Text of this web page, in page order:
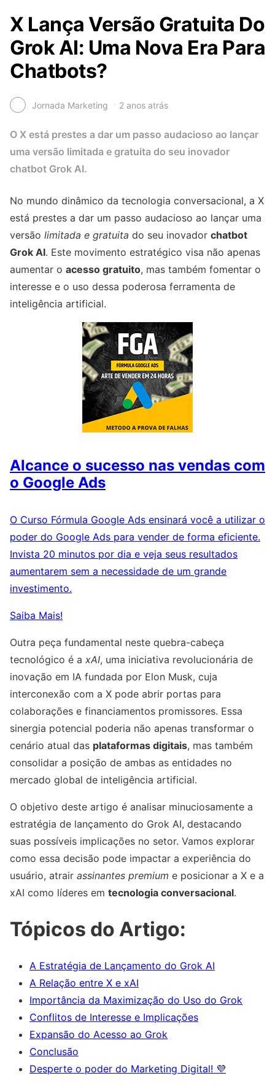
X Lança Versão Gratuita Do
Grok AI: Uma Nova Era Para
Chatbots?
Jornada Marketing 2 anos atrás
O X está prestes a dar um passo audacioso ao lançar
uma versão limitada e gratuita do seu inovador
chatbot Grok AI.
No mundo dinâmico da tecnologia conversacional, a X
está prestes a dar um passo audacioso ao lançar uma
versão limitada e gratuita do seu inovador chatbot
Grok AI. Este movimento estratégico visa não apenas
aumentar o acesso gratuito, mas também fomentar o
interesse e o uso dessa poderosa ferramenta de
inteligência artificial.
Alcance o sucesso nas vendas com
o Google Ads
O Curso Fórmula Google Ads ensinará você a utilizar o
poder do Google Ads para vender de forma eficiente.
Invista 20 minutos por dia e veja seus resultados
aumentarem sem a necessidade de um grande
investimento.
Saiba Mais!
Outra peça fundamental neste quebra-cabeça
tecnológico é a xAI, uma iniciativa revolucionária de
inovação em IA fundada por Elon Musk, cuja
interconexão com a X pode abrir portas para
colaborações e financiamentos promissores. Essa
sinergia potencial poderia não apenas transformar o
cenário atual das plataformas digitais, mas também
consolidar a posição de ambas as entidades no
mercado global de inteligência artificial.
O objetivo deste artigo é analisar minuciosamente a
estratégia de lançamento do Grok AI, destacando
suas possíveis implicações no setor. Vamos explorar
como essa decisão pode impactar a experiência do
usuário, atrair assinantes premium e posicionar a X e a
xAI como líderes em tecnologia conversacional.
Tópicos do Artigo:
A Estratégia de Lançamento do Grok AI
A Relação entre X e xAI
Importância da Maximização do Uso do Grok
Conflitos de Interesse e Implicações
Expansão do Acesso ao Grok
Conclusão
Desperte o poder do Marketing Digital! 💜